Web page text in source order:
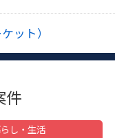
ット）
件
し・生活